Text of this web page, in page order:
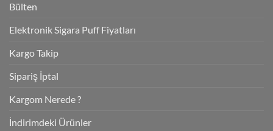
Bülten
Elektronik Sigara Puff Fiyatları
Kargo Takip
Sipariş İptal
Kargom Nerede ?
İndirimdeki Ürünler